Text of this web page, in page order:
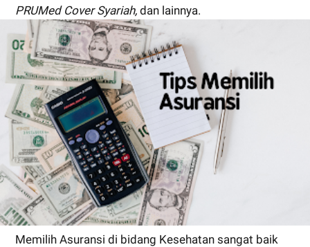
PRUMed Cover Syariah, dan lainnya.
Memilih Asuransi di bidang Kesehatan sangat baik